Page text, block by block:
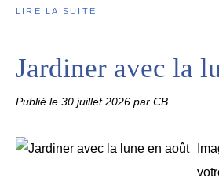
LIRE LA SUITE
Jardiner avec la
Publié le 30 juillet 2026 par CB